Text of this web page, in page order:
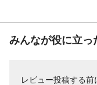
みんなが役に立っ
レビュー投稿する前